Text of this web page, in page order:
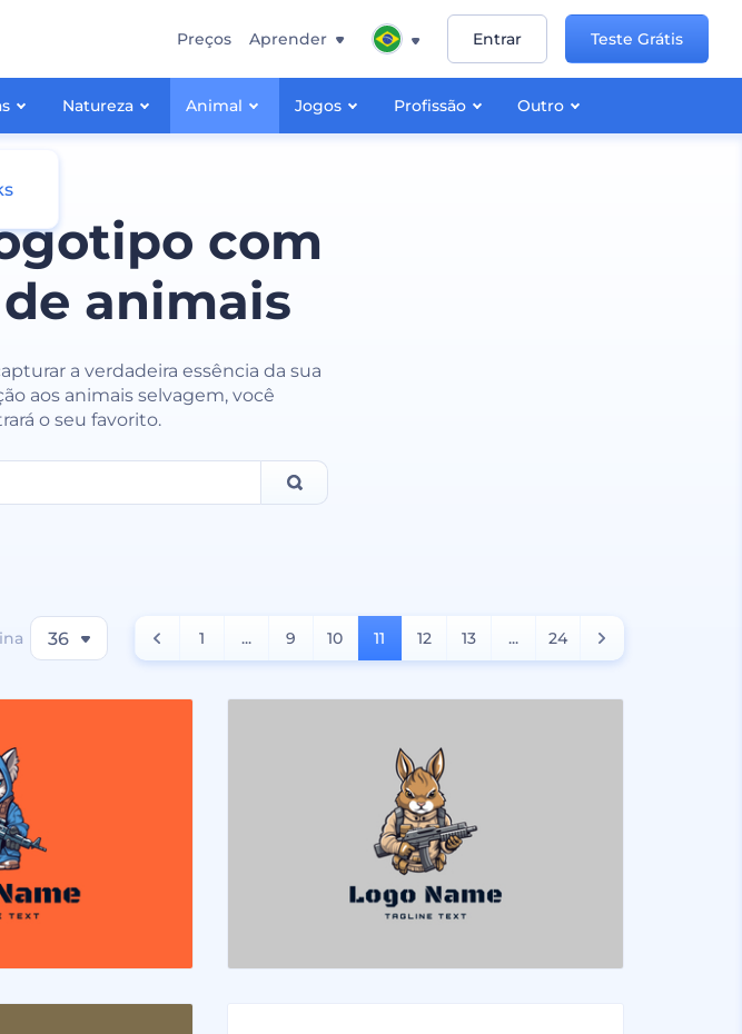
Natureza Animal Jogos Profissão Outro
Preços Aprender Entrar Teste Grátis
com
animais
a verdadeira essência da sua
aos animais selvagem, você
o seu favorito.
36 1 ... 9 10 11 12 13 ... 24